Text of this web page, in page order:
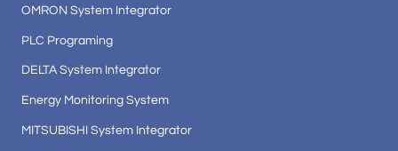
OMRON System Integrator
PLC Programing
DELTA System Integrator
Energy Monitoring System
MITSUBISHI System Integrator